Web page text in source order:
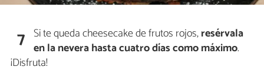
7 Si te queda cheesecake de frutos rojos,resérvala
en la nevera hasta cuatro días como máximo.
¡Disfruta!